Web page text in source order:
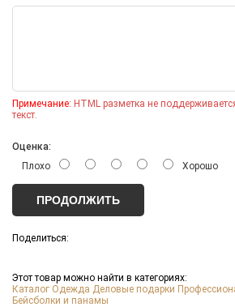
Примечание: HTML разметка не
текст.
Оценка:
Плохо
Хорошо
ПРОДОЛЖИТЬ
Поделиться:
Этот товар можно найти в категориях:
Каталог Одежда Деловые подарки
Бейсболки и панамы
*
1